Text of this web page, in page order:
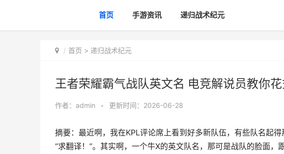
首页 手游资讯 递归战术纪元
首页 > 递归战术纪元
王者荣耀霸气战队英文名 电竞解说员教你
作者： admin • 更新时间：2026-06-28
摘要：最近啊，我在KPL评论席上看到好多新队伍，有些队名起
“求翻译！”。其实啊，一个牛X的英文队名，那可是战队的脸面